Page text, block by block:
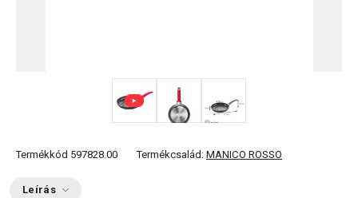
Termékkód 597828.00 Termékcsalád: MANICO ROSSO
Leírás